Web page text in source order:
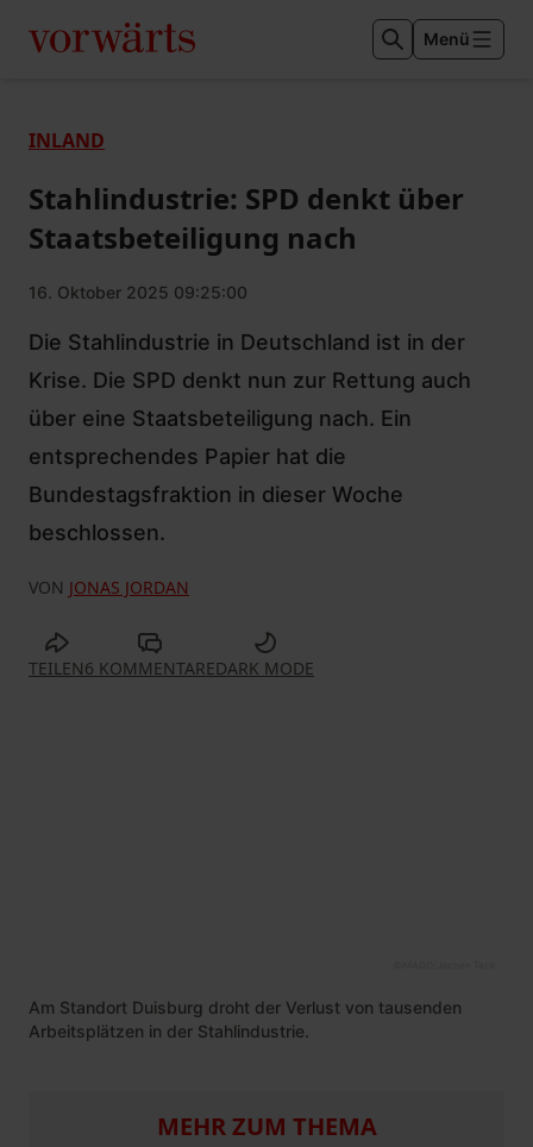
Menü
INLAND
Stahlindustrie: SPD denkt über
Staatsbeteiligung nach
16. Oktober 2025 09:25:00
Die Stahlindustrie in Deutschland ist in der
Krise. Die SPD denkt nun zur Rettung auch
über eine Staatsbeteiligung nach. Ein
entsprechendes Papier hat die
Bundestagsfraktion in dieser Woche
beschlossen.
VON JONAS JORDAN
TEILEN6 KOMMENTAREDARK MODE
Am Standort Duisburg droht der Verlust von tausenden
Arbeitsplätzen in der Stahlindustrie.
MEHR ZUM THEMA